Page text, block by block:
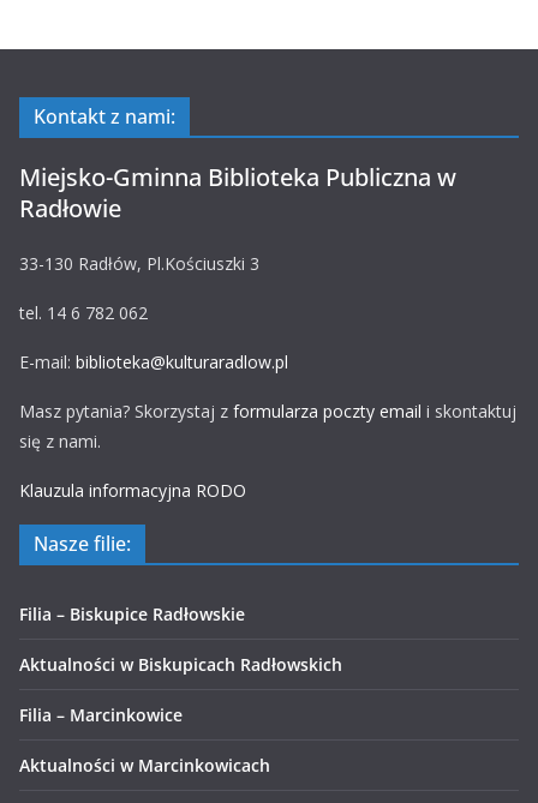
Kontakt z nami:
Miejsko-Gminna Biblioteka Publiczna w
Radłowie
33-130 Radłów, Pl.Kościuszki 3
tel. 14 6 782 062
E-mail: biblioteka@kulturaradlow.pl
Masz pytania? Skorzystaj z formularza poczty email i skontaktuj
się z nami.
Klauzula informacyjna RODO
Nasze filie:
Filia – Biskupice Radłowskie
Aktualności w Biskupicach Radłowskich
Filia – Marcinkowice
Aktualności w Marcinkowicach